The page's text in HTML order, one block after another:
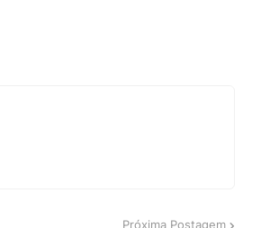
Próxima Postagem